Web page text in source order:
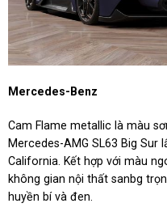
Mercedes-Benz
Cam Flame metallic là màu
Mercedes-AMG SL63 Big
California. Kết hợp với màu
không gian nội thất sanbg
huyền bí và đen.